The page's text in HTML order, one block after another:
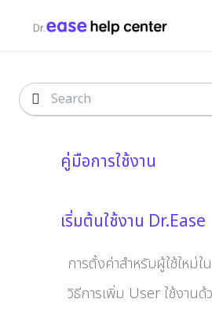
คู่มือการใช้งาน
เริ่มต้นใช้งาน Dr.Ease
การตั้งค่าสำหรับผู้ใช้ใหม่
วิธีการเพิ่ม User ใช้งานด้